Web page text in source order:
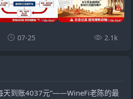
07-25 2.1k
天到账4037元”——WineFi老陈的最